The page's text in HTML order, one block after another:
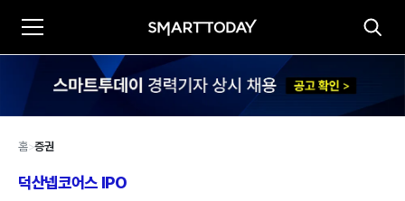
홈>증권
덕산넵코어스 IPO